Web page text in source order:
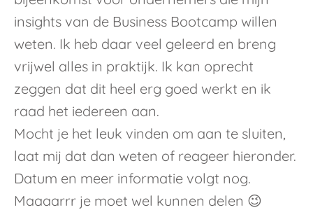
insights van de Business Bootcamp willen
weten. Ik heb daar veel geleerd en breng
vrijwel alles in praktijk. Ik kan oprecht
zeggen dat dit heel erg goed werkt en ik
raad het iedereen aan.
Mocht je het leuk vinden om aan te sluiten,
laat mij dat dan weten of reageer hieronder.
Datum en meer informatie volgt nog.
Maaaarrr je moet wel kunnen delen 😉